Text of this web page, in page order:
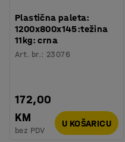
Plastična paleta:
1200x800x145:težina
11kg: crna
Art. br.: 23076
172,00
KM
bez PDV
U KOŠARICU